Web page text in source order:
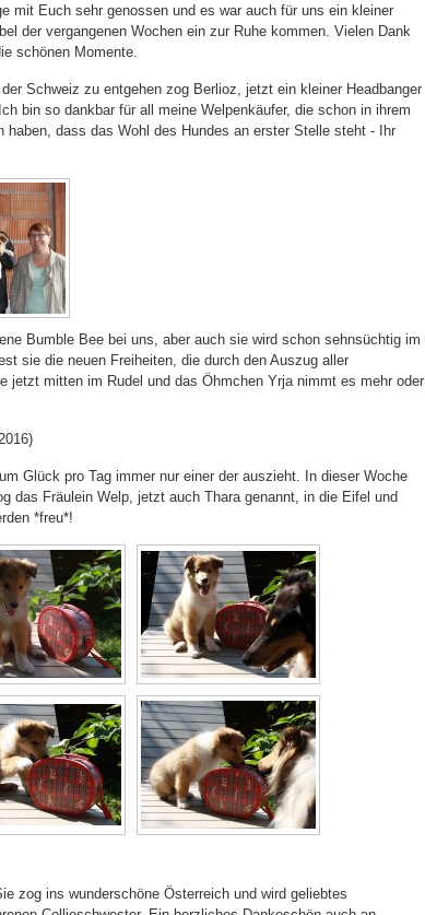
mit Euch sehr genossen und es war auch für uns ein kleiner
der vergangenen Wochen ein zur Ruhe kommen. Vielen Dank
schönen Momente.
Schweiz zu entgehen zog Berlioz, jetzt ein kleiner Headbanger
bin so dankbar für all meine Welpenkäufer, die schon in ihrem
haben, dass das Wohl des Hundes an erster Stelle steht - Ihr
Bumble Bee bei uns, aber auch sie wird schon sehnsüchtig im
sie die neuen Freiheiten, die durch den Auszug aller
jetzt mitten im Rudel und das Öhmchen Yrja nimmt es mehr oder
Glück pro Tag immer nur einer der auszieht. In dieser Woche
das Fräulein Welp, jetzt auch Thara genannt, in die Eifel und
*freu*!
zog ins wunderschöne Österreich und wird geliebtes